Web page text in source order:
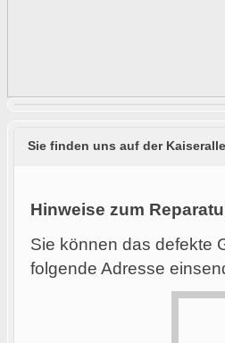
Sie finden uns auf der
Hinweise zum
Sie können das defekte
folgende Adresse